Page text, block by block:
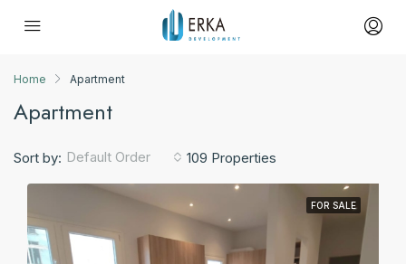
Home Apartment
Apartment
109 Properties
Sort by: Default Order
FOR SALE